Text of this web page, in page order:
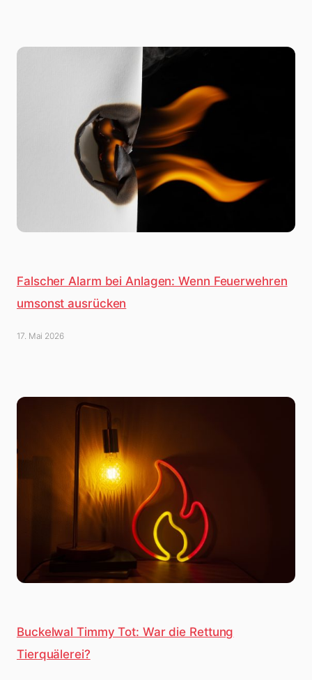
Falscher Alarm bei Anlagen: Wenn Feuerwehren
umsonst ausrücken
17. Mai 2026
Buckelwal Timmy Tot: War die Rettung
Tierquälerei?